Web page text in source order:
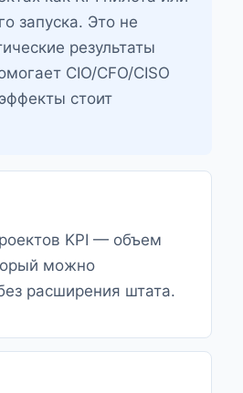
запуска. Это не
результаты
CIO/CFO/CISO
стоит
KPI — объем
можно
расширения штата.